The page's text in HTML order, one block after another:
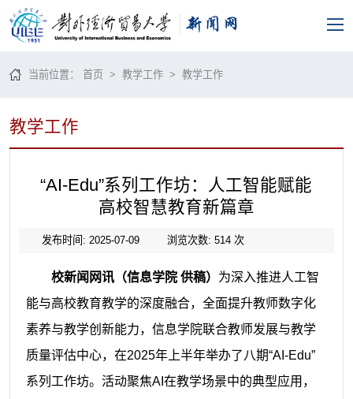
当前位置：首页 >教学工作 >教学工作
教学工作
“AI-Edu”系列工作坊：人工智能赋能
高校智慧教育新篇章
发布时间: 2025-07-09 浏览次数: 514次
校新闻网讯（信息学院 供稿） 为深入推进人工智
能与高校教育教学的深度融合，全面提升教师数字化
素养与教学创新能力，信息学院联合教师发展与教学
质量评估中心，在2025年上半年举办了八期“AI-Edu”
系列工作坊。活动聚焦AI在教学场景中的典型应用，